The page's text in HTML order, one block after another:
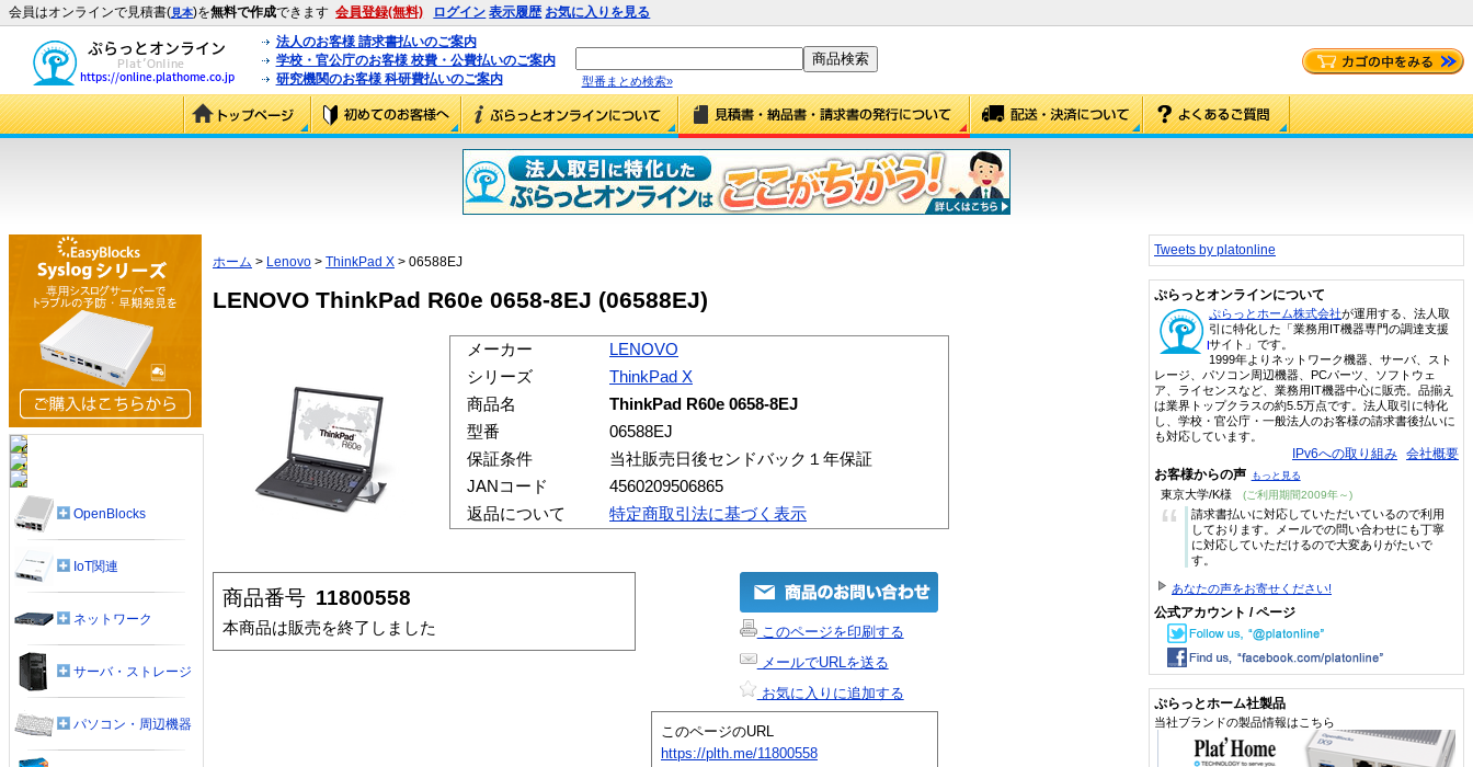
会員はオンラインで見積書(見本)を無料で作成できます 会員登録(無料) ログイン 表示履歴 お気に入りを見る
法人のお客様 請求書払いのご案内
学校・官公庁のお客様 校費・公費払いのご案内
研究機関のお客様 科研費払いのご案内
型番まとめ検索»
ホーム > Lenovo > ThinkPad X > 06588EJ
LENOVO ThinkPad R60e 0658-8EJ (06588EJ)
メーカー
LENOVO
シリーズ
ThinkPad X
商品名
ThinkPad R60e 0658-8EJ
型番
06588EJ
保証条件
当社販売日後センドバック１年保証
JANコード
4560209506865
返品について
特定商取引法に基づく表示
商品番号 11800558
本商品は販売を終了しました
このページを印刷する
メールでURLを送る
お気に入りに追加する
このページのURL
https://plth.me/11800558
OpenBlocks
IoT関連
ネットワーク
サーバ・ストレージ
パソコン・周辺機器
Tweets by platonline
ぷらっとオンラインについて
ぷらっとホーム株式会社が運用する、法人取
引に特化した「業務用IT機器専門の調達支援
サイト」です。
1999年よりネットワーク機器、サーバ、スト
レージ、パソコン周辺機器、PCパーツ、ソフトウェ
ア、ライセンスなど、業務用IT機器中心に販売。品揃え
は業界トップクラスの約5.5万点です。法人取引に特化
し、学校・官公庁・一般法人のお客様の請求書後払いに
も対応しています。
IPv6への取り組み 会社概要
お客様からの声 もっと見る
東京大学/K様 (ご利用期間2009年～)
“
請求書払いに対応していただいているので利用
しております。メールでの問い合わせにも丁寧
に対応していただけるので大変ありがたいで
す。
あなたの声をお寄せください!
公式アカウント / ページ
ぷらっとホーム社製品
当社ブランドの製品情報はこちら